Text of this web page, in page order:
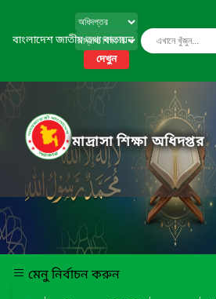
বাংলাদেশ জাতীয় তথ্য বাতায়ন
দেখুন
মাদ্রাসা শিক্ষা অধিদপ্তর
মেনু নির্বাচন করুন